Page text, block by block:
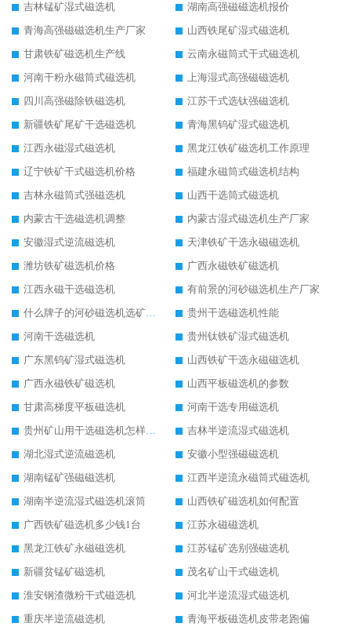
吉林锰矿湿式磁选机
湖南高强磁磁选机报价
青海高强磁磁选机生产厂家
山西铁尾矿湿式磁选机
甘肃铁矿磁选机生产线
云南永磁筒式干式磁选机
河南干粉永磁筒式磁选机
上海湿式高强磁磁选机
四川高强磁除铁磁选机
江苏干式选钛强磁选机
新疆铁矿尾矿干选磁选机
青海黑钨矿湿式磁选机
江西永磁湿式磁选机
黑龙江铁矿磁选机工作原理
辽宁铁矿干式磁选机价格
福建永磁筒式磁选机结构
吉林永磁筒式强磁选机
山西干选筒式磁选机
内蒙古干选磁选机调整
内蒙古湿式磁选机生产厂家
安徽湿式逆流磁选机
天津铁矿干选永磁磁选机
潍坊铁矿磁选机价格
广西永磁铁矿磁选机
江西永磁干选磁选机
有前景的河砂磁选机生产厂家
什么牌子的河砂磁选机选矿效果好
贵州干选磁选机性能
河南干选磁选机
贵州钛铁矿湿式磁选机
广东黑钨矿湿式磁选机
山西铁矿干选永磁磁选机
广西永磁铁矿磁选机
山西平板磁选机的参数
甘肃高梯度平板磁选机
河南干选专用磁选机
贵州矿山用干选磁选机怎样调磁
吉林半逆流湿式磁选机
湖北湿式逆流磁选机
安徽小型强磁磁选机
湖南锰矿强磁磁选机
江西半逆流永磁筒式磁选机
湖南半逆流湿式磁选机滚筒
山西铁矿磁选机如何配置
广西铁矿磁选机多少钱1台
江苏永磁磁选机
黑龙江铁矿永磁磁选机
江苏锰矿选别强磁选机
新疆贫锰矿磁选机
茂名矿山干式磁选机
淮安钢渣微粉干式磁选机
河北半逆流湿式磁选机
重庆半逆流磁选机
青海平板磁选机皮带老跑偏